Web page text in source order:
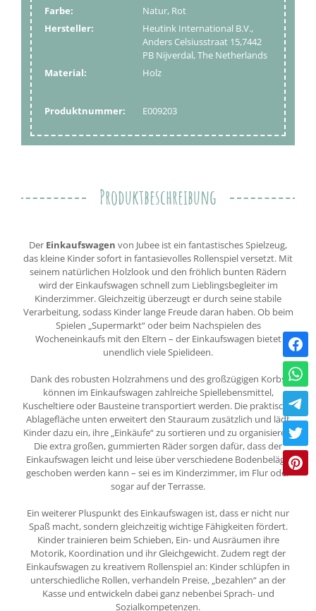
Farbe:
Natur, Rot
Hersteller:
Heutink International B.V.,
Anders Celsiusstraat 15,7442
PB Nijverdal, The Netherlands
Material:
Holz
Produktnummer: E009203
Produktbeschreibung
Der Einkaufswagen von Jubee ist ein fantastisches Spielzeug,
das kleine Kinder sofort in fantasievolles Rollenspiel versetzt. Mit
seinem natürlichen Holzlook und den fröhlich bunten Rädern
wird der Einkaufswagen schnell zum Lieblingsbegleiter im
Kinderzimmer. Gleichzeitig überzeugt er durch seine stabile
Verarbeitung, sodass Kinder lange Freude daran haben. Ob beim
Spielen „Supermarkt“ oder beim Nachspielen des
Wocheneinkaufs mit den Eltern – der Einkaufswagen bietet
unendlich viele Spielideen.
Dank des robusten Holzrahmens und des großzügigen Korbs
können im Einkaufswagen zahlreiche Spiellebensmittel,
Kuscheltiere oder Bausteine transportiert werden. Die praktische
Ablagefläche unten erweitert den Stauraum zusätzlich und lädt
Kinder dazu ein, ihre „Einkäufe“ zu sortieren und zu organisieren.
Die extra großen, gummierten Räder sorgen dafür, dass der
Einkaufswagen leicht und leise über verschiedene Bodenbeläge
geschoben werden kann – sei es im Kinderzimmer, im Flur oder
sogar auf der Terrasse.
Ein weiterer Pluspunkt des Einkaufswagen ist, dass er nicht nur
Spaß macht, sondern gleichzeitig wichtige Fähigkeiten fördert.
Kinder trainieren beim Schieben, Ein- und Ausräumen ihre
Motorik, Koordination und ihr Gleichgewicht. Zudem regt der
Einkaufswagen zu kreativem Rollenspiel an: Kinder schlüpfen in
unterschiedliche Rollen, verhandeln Preise, „bezahlen“ an der
Kasse und entwickeln dabei ganz nebenbei Sprach- und
Sozialkompetenzen.